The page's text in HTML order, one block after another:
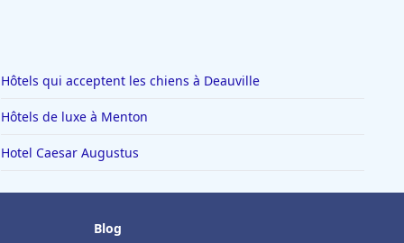
Hôtels qui acceptent les chiens à Deauville
Hôtels de luxe à Menton
Hotel Caesar Augustus
Blog